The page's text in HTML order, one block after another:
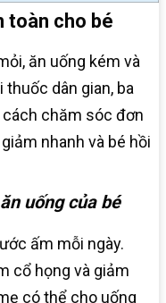
toàn cho bé
ăn uống kém và
thuốc dân gian, ba
chăm sóc đơn
nhanh và bé hồi
uống của bé
ấm mỗi ngày.
cổ họng và giảm
có thể cho uống